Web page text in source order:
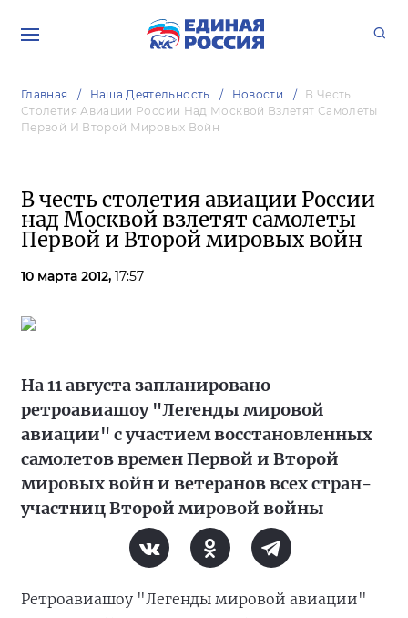
Главная Наша Деятельность Новости
В Честь
Столетия Авиации России Над Москвой Взлетят Самолеты
Первой И Второй Мировых Войн
В честь столетия авиации России
над Москвой взлетят самолеты
Первой и Второй мировых войн
10 марта 2012, 17:57
На 11 августа запланировано
ретроавиашоу "Легенды мировой
авиации" с участием восстановленных
самолетов времен Первой и Второй
мировых войн и ветеранов всех стран-
участниц Второй мировой войны
Ретроавиашоу "Легенды мировой авиации"